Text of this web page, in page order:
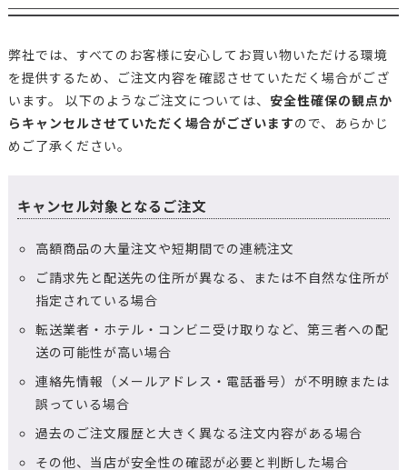
弊社では、すべてのお客様に安心してお買い物いただける環境
を提供するため、ご注文内容を確認させていただく場合がござ
います。 以下のようなご注文については、 安全性確保の観点か
らキャンセルさせていただく場合がございますので、あらかじ
めご了承ください。
キャンセル対象となるご注文
高額商品の大量注文や短期間での連続注文
ご請求先と配送先の住所が異なる、または不自然な住所が
指定されている場合
転送業者・ホテル・コンビニ受け取りなど、第三者への配
送の可能性が高い場合
連絡先情報（メールアドレス・電話番号）が不明瞭または
誤っている場合
過去のご注文履歴と大きく異なる注文内容がある場合
その他、当店が安全性の確認が必要と判断した場合